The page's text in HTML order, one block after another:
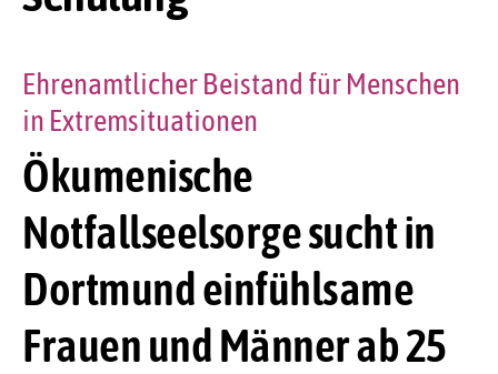
Ökumenische
Notfallseelsorge sucht in
Dortmund einfühlsame
Frauen und Männer ab 25
Ehrenamtlicher Beistand für Menschen
in Extremsituationen